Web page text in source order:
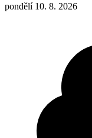
pondělí 10. 8. 2026